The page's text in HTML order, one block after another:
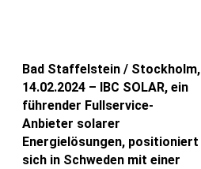
Bad Staffelstein / Stockholm,
14.02.2024 – IBC SOLAR, ein
führender Fullservice-
Anbieter solarer
Energielösungen, positioniert
sich in Schweden mit einer